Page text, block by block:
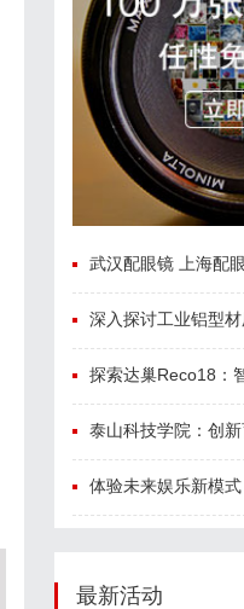
武汉配眼镜 上海配
深入探讨工业铝型材厂家在现
探索达巢Reco18：智
泰山科技学院：创新育
体验未来娱乐新模式：全面
最新活动